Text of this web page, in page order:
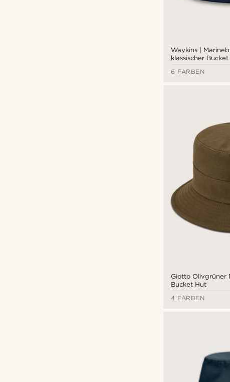
Waykins |
klassischer
6 FARBEN
Giotto Olivgrüner
Bucket Hut
4 FARBEN